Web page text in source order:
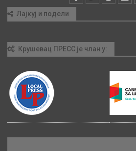
Лајкуј и подели
Крушевац ПРЕСС је члан у: